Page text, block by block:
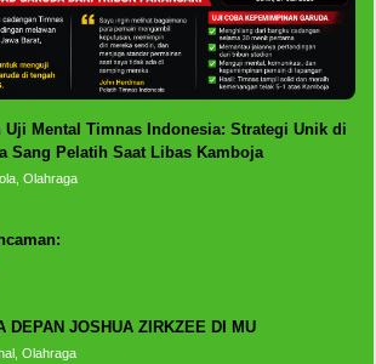
Uji Mental Timnas Indonesia: Strategi Unik di
Sang Pelatih Saat Libas Kamboja
Olahraga
DEPAN JOSHUA ZIRKZEE DI MU
Olahraga